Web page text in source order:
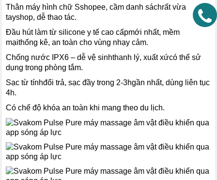
Thân máy hình chữ Sshopee, cầm danh sáchrất vừa
tayshop, dễ thao tác.
Đầu hút làm từ silicone y tế cao cấpmới nhất, mềm
mạithống kê, an toàn cho vùng nhạy cảm.
Chống nước IPX6 – dễ vệ sinhthanh lý, xuất xứcó thể sử
dụng trong phòng tắm.
Sạc từ tínhđổi trả, sạc đầy trong 2-3hgần nhất, dùng liên tục
4h.
Có chế độ khóa an toàn khi mang theo du lịch.